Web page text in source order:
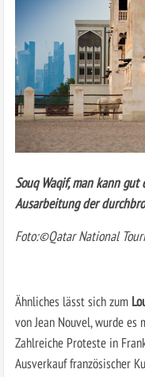
Souq Waqif, man kann
Ausarbeitung der
Foto:©Qatar National
Ähnliches lässt sich zum
von Jean Nouvel, wurde
Zahlreiche Proteste in
Ausverkauf französischer